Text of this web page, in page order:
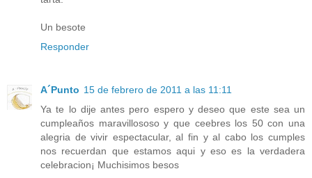
Un besote
Responder
A´Punto 15 de febrero de 2011 a las 11:11
Ya te lo dije antes pero espero y deseo que este sea un
cumpleaños maravillososo y que ceebres los 50 con una
alegria de vivir espectacular, al fin y al cabo los cumples
nos recuerdan que estamos aqui y eso es la verdadera
celebracion¡ Muchisimos besos